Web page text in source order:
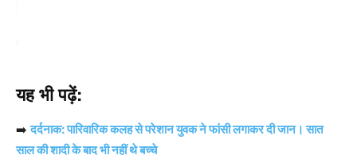
यह भी पढ़ें:
➡️दर्दनाक: पारिवारिक कलह से परेशान युवक ने फांसी लगाकर दी जान। सात
साल की शादी के बाद भी नहीं थे बच्चे